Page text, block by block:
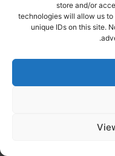
store and/or
technologies will allow us
unique IDs on this site.
בית העלמין קריית מלאכי
אתכם, יורים עליי"